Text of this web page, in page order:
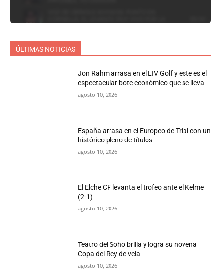
ÚLTIMAS NOTICIAS
Jon Rahm arrasa en el LIV Golf y este es el
espectacular bote económico que se lleva
agosto 10, 2026
España arrasa en el Europeo de Trial con un
histórico pleno de títulos
agosto 10, 2026
El Elche CF levanta el trofeo ante el Kelme
(2-1)
agosto 10, 2026
Teatro del Soho brilla y logra su novena
Copa del Rey de vela
agosto 10, 2026